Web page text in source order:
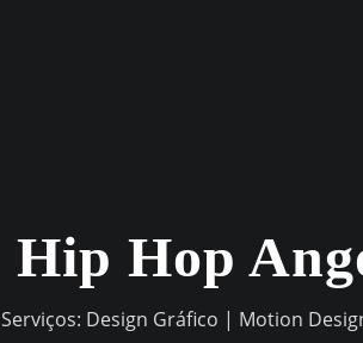
Hip Hop
Serviços: Design Gráfico | Motion